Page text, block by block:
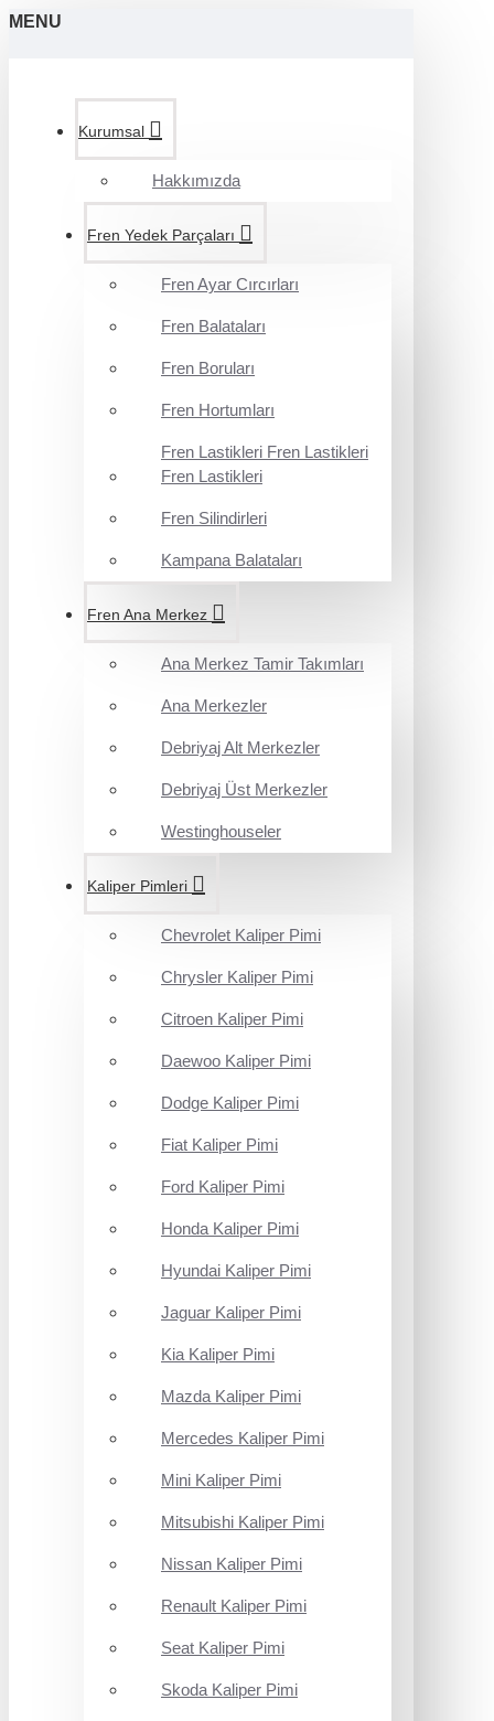
MENU
Kurumsal
Hakkımızda
Fren Yedek Parçaları
Fren Ayar Cırcırları
Fren Balataları
Fren Boruları
Fren Hortumları
Fren Lastikleri Fren Lastikleri
Fren Lastikleri
Fren Silindirleri
Kampana Balataları
Fren Ana Merkez
Ana Merkez Tamir Takımları
Ana Merkezler
Debriyaj Alt Merkezler
Debriyaj Üst Merkezler
Westinghouseler
Kaliper Pimleri
Chevrolet Kaliper Pimi
Chrysler Kaliper Pimi
Citroen Kaliper Pimi
Daewoo Kaliper Pimi
Dodge Kaliper Pimi
Fiat Kaliper Pimi
Ford Kaliper Pimi
Honda Kaliper Pimi
Hyundai Kaliper Pimi
Jaguar Kaliper Pimi
Kia Kaliper Pimi
Mazda Kaliper Pimi
Mercedes Kaliper Pimi
Mini Kaliper Pimi
Mitsubishi Kaliper Pimi
Nissan Kaliper Pimi
Renault Kaliper Pimi
Seat Kaliper Pimi
Skoda Kaliper Pimi